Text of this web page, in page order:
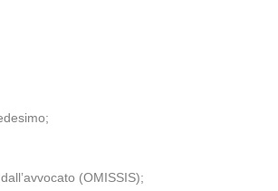
(OMISSIS);